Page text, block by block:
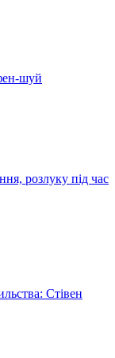
шуй
розлуку під час
Стівен